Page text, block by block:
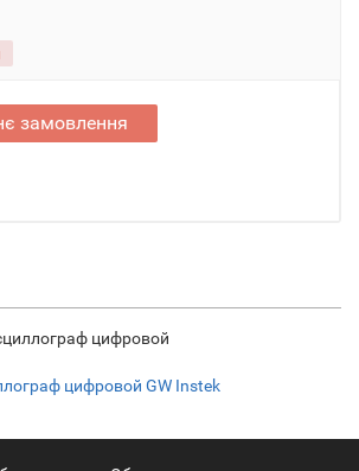
замовлення
цифровой
цифровой GW Instek